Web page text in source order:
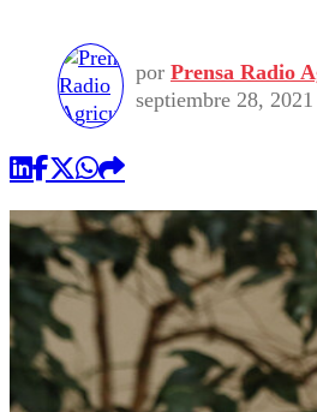
Seleccion Chilena
Torneo
Economía
Internacional
Publicaciones en
Opinión
Programas
por Prensa Radio
septiembre 28, 2021